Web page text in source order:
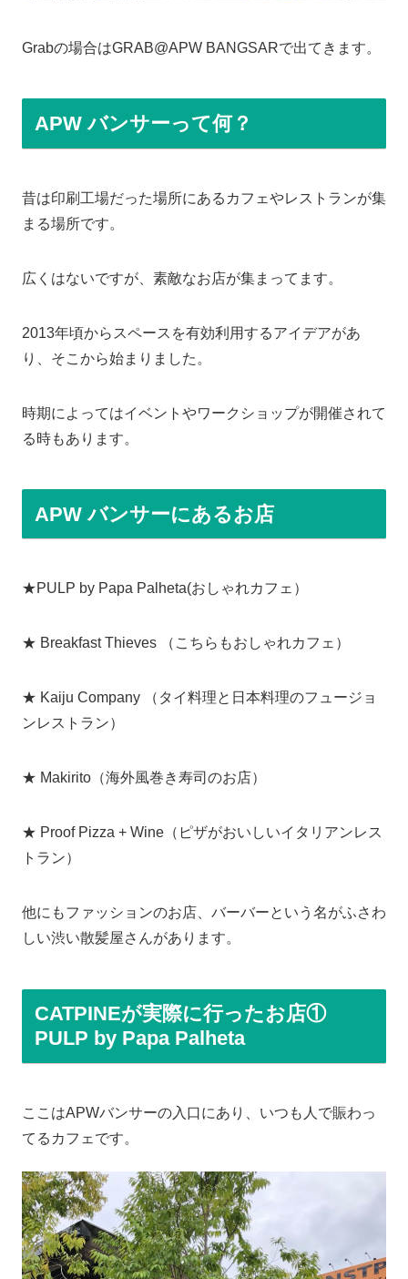
Grabの場合はGRAB@APW BANGSARで出てきます。
APW バンサーって何？
昔は印刷工場だった場所にあるカフェやレストランが集
まる場所です。
広くはないですが、素敵なお店が集まってます。
2013年頃からスペースを有効利用するアイデアがあ
り、そこから始まりました。
時期によってはイベントやワークショップが開催されて
る時もあります。
APW バンサーにあるお店
★PULP by Papa Palheta(おしゃれカフェ）
★ Breakfast Thieves （こちらもおしゃれカフェ）
★ Kaiju Company （タイ料理と日本料理のフュージョ
ンレストラン）
★ Makirito（海外風巻き寿司のお店）
★ Proof Pizza + Wine（ピザがおいしいイタリアンレス
トラン）
他にもファッションのお店、バーバーという名がふさわ
しい渋い散髪屋さんがあります。
CATPINEが実際に行ったお店①
PULP by Papa Palheta
ここはAPWバンサーの入口にあり、いつも人で賑わっ
てるカフェです。